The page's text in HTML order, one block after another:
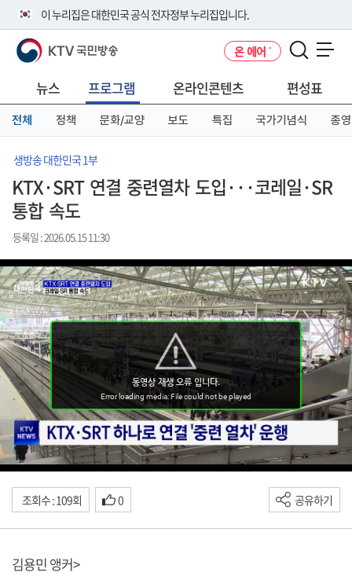
이 누리집은 대한민국 공식 전자정부 누리집입니다.
공식 누리집 주소 확인하기
니다.
이밖에 or.kr 또는 .kr등 다른 도메인 주소를 사용하고 있다면 아래 URL에
서 도메인 주소를 확인해 보세요
KTV 국민방송 온 에어
뉴스 프로그램 온라인콘텐츠 편성표
전체 정책 문화/교양 보도 특집 국가기념식 종영
생방송 대한민국 1부
KTX·SRT 연결 중련열차 도입···코레일·SR
통합 속도
등록일 : 2026.05.15 11:30
조회수 : 109회 0 공유하기
김용민 앵커>